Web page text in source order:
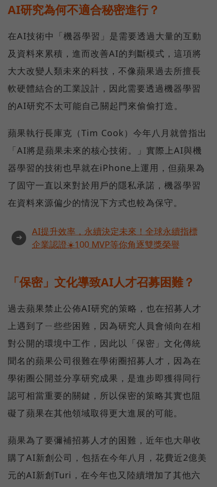
AI研究為何不適合秘密進行？
在AI技術中「機器學習」是需要透過大量的互動
及資料來累積，進而改善AI的判斷模式，這項將
大大改變人類未來的科技，不像蘋果過去所擅長
軟硬體結合的工業設計，因此需要透過機器學習
的AI研究不太可能自己關起門來偷偷打造。
蘋果執行長庫克（Tim Cook）今年八月就曾指出
「AI將是蘋果未來的核心技術。」實際上AI與機
器學習的技術也早就在iPhone上運用，但蘋果為
了固守一直以來對於用戶的隱私承諾，機器學習
在資料來源偏少的情況下方式也較為保守。
➜
AI提升效率，永續決定未來！全球永續指標
企業認證☀️100 MVP等你角逐雙獎榮譽
「保密」文化導致AI人才召募困難？
過去蘋果禁止公佈AI研究的策略，也在招募人才
上遇到了ㄧ些些困難，因為研究人員會傾向在相
對公開的環境中工作，因此以「保密」文化傳統
聞名的蘋果公司很難在學術圈招募人才，因為在
學術圈公開並分享研究成果，是進步即獲得同行
認可相當重要的關鍵，所以保密的策略其實也阻
礙了蘋果在其他領域取得更大進展的可能。
蘋果為了要彌補招募人才的困難，近年也大舉收
購了AI新創公司，包括在今年八月，花費近2億美
元的AI新創Turi，在今年也又陸續增加了其他六